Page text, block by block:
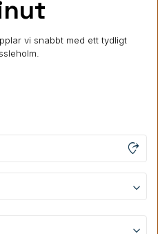
vi snabbt med ett tydligt
moved_location
keyboard_arrow_down